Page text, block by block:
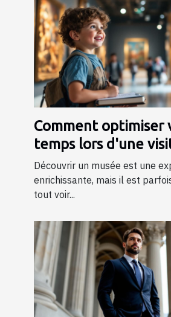
Comment optimiser
temps lors d'une
musée ?
Découvrir un musée est une
enrichissante, mais il est
tout voir...